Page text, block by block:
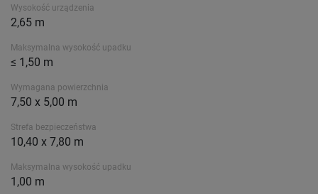
Wysokość urządzenia
2,65 m
Maksymalna wysokość upadku
≤ 1,50 m
Wymagana powierzchnia
7,50 x 5,00 m
Strefa bezpieczeństwa
10,40 x 7,80 m
Maksymalna wysokość upadku
1,00 m